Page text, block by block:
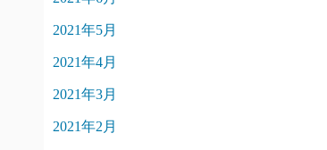
2021年5月
2021年4月
2021年3月
2021年2月